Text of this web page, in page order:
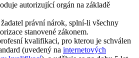
autorizující orgán na základě
právní nárok, splní-li všechny
stanovené zákonem.
kvalifikaci, pro kterou je schválen
(uvedený na internetových